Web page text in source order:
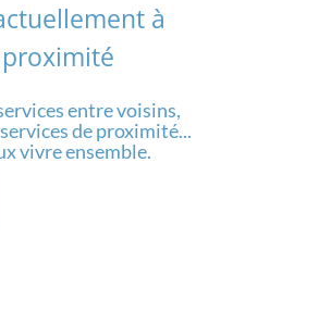
à
entre voisins,
de proximité...
vivre ensemble.